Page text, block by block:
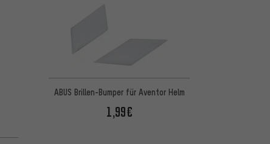
ABUS Brillen-Bumper für Aventor Helm
1,99€